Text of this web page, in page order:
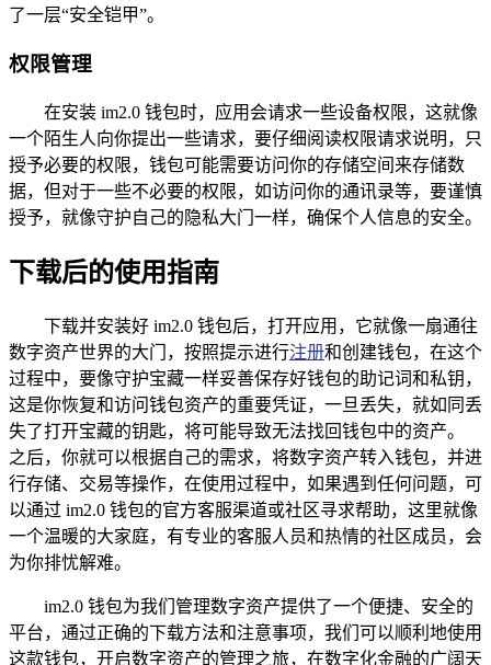
了一层“安全铠甲”。
权限管理
在安装 im2.0 钱包时，应用会请求一些设备权限，这就像
一个陌生人向你提出一些请求，要仔细阅读权限请求说明，只
授予必要的权限，钱包可能需要访问你的存储空间来存储数
据，但对于一些不必要的权限，如访问你的通讯录等，要谨慎
授予，就像守护自己的隐私大门一样，确保个人信息的安全。
下载后的使用指南
下载并安装好 im2.0 钱包后，打开应用，它就像一扇通往
数字资产世界的大门，按照提示进行注册和创建钱包，在这个
过程中，要像守护宝藏一样妥善保存好钱包的助记词和私钥，
这是你恢复和访问钱包资产的重要凭证，一旦丢失，就如同丢
失了打开宝藏的钥匙，将可能导致无法找回钱包中的资产。
之后，你就可以根据自己的需求，将数字资产转入钱包，并进
行存储、交易等操作，在使用过程中，如果遇到任何问题，可
以通过 im2.0 钱包的官方客服渠道或社区寻求帮助，这里就像
一个温暖的大家庭，有专业的客服人员和热情的社区成员，会
为你排忧解难。
im2.0 钱包为我们管理数字资产提供了一个便捷、安全的
平台，通过正确的下载方法和注意事项，我们可以顺利地使用
这款钱包，开启数字资产的管理之旅，在数字化金融的广阔天